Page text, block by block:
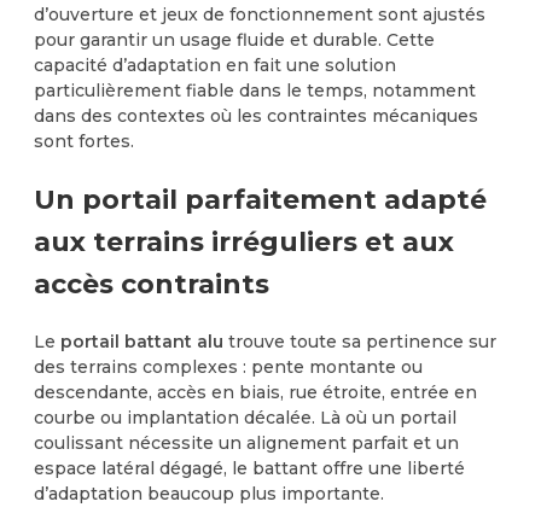
d’ouverture et jeux de fonctionnement sont ajustés
pour garantir un usage fluide et durable. Cette
capacité d’adaptation en fait une solution
particulièrement fiable dans le temps, notamment
dans des contextes où les contraintes mécaniques
sont fortes.
Un portail parfaitement adapté
aux terrains irréguliers et aux
accès contraints
Le portail battant alu trouve toute sa pertinence sur
des terrains complexes : pente montante ou
descendante, accès en biais, rue étroite, entrée en
courbe ou implantation décalée. Là où un portail
coulissant nécessite un alignement parfait et un
espace latéral dégagé, le battant offre une liberté
d’adaptation beaucoup plus importante.